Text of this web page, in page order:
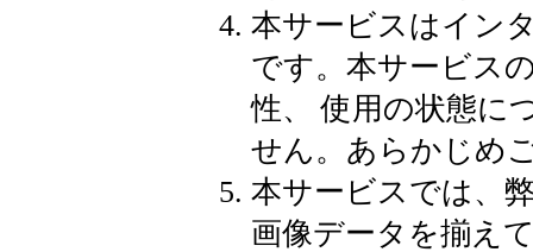
本サービスはイン
です。本サービス
性、 使用の状態に
せん。あらかじめ
本サービスでは、
画像データを揃え